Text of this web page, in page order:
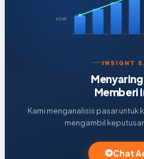
LOW
INSIGHT
Memberi
Kami menganalisis pasar untuk
mengambil
Chat